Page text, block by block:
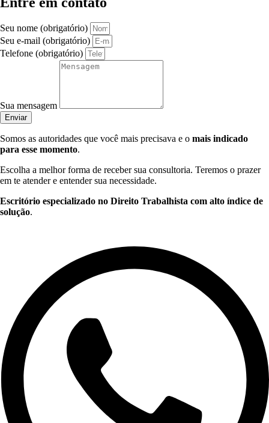
Seu nome (obrigatório)
Seu e-mail (obrigatório)
Telefone (obrigatório)
Sua mensagem
Enviar
Somos as autoridades que você mais precisava e o mais indicado
para esse momento.
Escolha a melhor forma de receber sua consultoria. Teremos o prazer
em te atender e entender sua necessidade.
Escritório especializado no Direito Trabalhista com alto índice de
solução.